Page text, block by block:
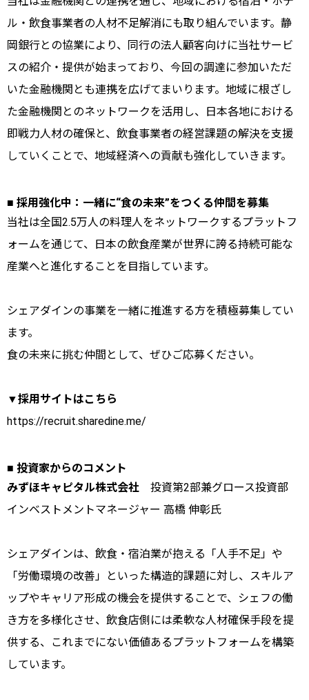
ル・飲食事業者の人材不足解消にも取り組んでいます。静
岡銀行との協業により、同行の法人顧客向けに当社サービ
スの紹介・提供が始まっており、今回の調達に参加いただ
いた金融機関とも連携を広げてまいります。地域に根ざし
た金融機関とのネットワークを活用し、日本各地における
即戦力人材の確保と、飲食事業者の経営課題の解決を支援
していくことで、地域経済への貢献も強化していきます。
■ 採用強化中：一緒に“食の未来”をつくる仲間を募集
当社は全国2.5万人の料理人をネットワークするプラットフ
ォームを通じて、日本の飲食産業が世界に誇る持続可能な
産業へと進化することを目指しています。
シェアダインの事業を一緒に推進する方を積極募集してい
ます。
食の未来に挑む仲間として、ぜひご応募ください。
▼採用サイトはこちら
https://recruit.sharedine.me/
■ 投資家からのコメント
みずほキャピタル株式会社 投資第2部兼グロース投資部
インベストメントマネージャー 高橋 伸彰氏
シェアダインは、飲食・宿泊業が抱える「人手不足」や
「労働環境の改善」といった構造的課題に対し、スキルア
ップやキャリア形成の機会を提供することで、シェフの働
き方を多様化させ、飲食店側には柔軟な人材確保手段を提
供する、これまでにない価値あるプラットフォームを構築
しています。